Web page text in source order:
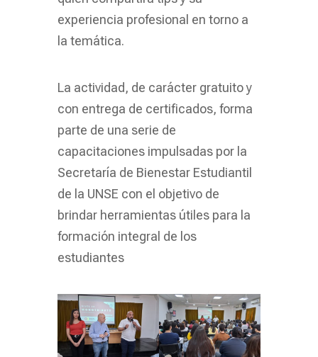
experiencia profesional en torno a
la temática.
La actividad, de carácter gratuito y
con entrega de certificados, forma
parte de una serie de
capacitaciones impulsadas por la
Secretaría de Bienestar Estudiantil
de la UNSE con el objetivo de
brindar herramientas útiles para la
formación integral de los
estudiantes